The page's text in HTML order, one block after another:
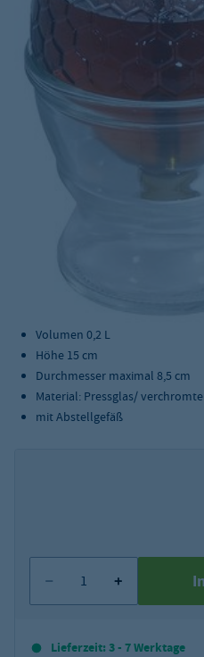
Volumen 0,2 L
Höhe 15 cm
Durchmesser maximal 8,5 cm
Material: Pressglas/
mit Abstellgefäß
Lieferzeit: 3 - 7 Werktage